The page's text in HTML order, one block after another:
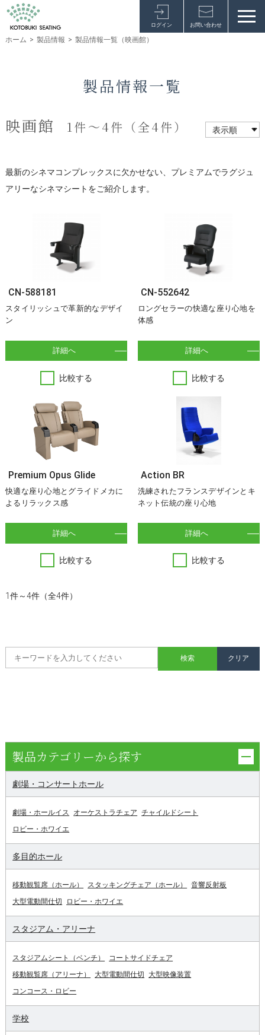
ログイン お問い合わせ
ホーム > 製品情報 > 製品情報一覧（映画館）
製品情報一覧
映画館
1件～4件（全4件）
最新のシネマコンプレックスに欠かせない、プレミアムでラグジュ
アリーなシネマシートをご紹介します。
CN-588181
スタイリッシュで革新的なデザイ
ン
詳細へ
比較する
CN-552642
ロングセラーの快適な座り心地を
体感
詳細へ
比較する
Premium Opus Glide
快適な座り心地とグライドメカに
よるリラックス感
詳細へ
比較する
Action BR
洗練されたフランスデザインとキ
ネット伝統の座り心地
詳細へ
比較する
1件～4件（全4件）
製品カテゴリーから探す
劇場・コンサートホール
劇場・ホールイス オーケストラチェア チャイルドシート
ロビー・ホワイエ
多目的ホール
移動観覧席（ホール） スタッキングチェア（ホール）
音響反射板
大型電動間仕切
ロビー・ホワイエ
スタジアム・アリーナ
スタジアムシート（ベンチ）
コートサイドチェア
移動観覧席（アリーナ）
大型電動間仕切
大型映像装置
コンコース・ロビー
学校